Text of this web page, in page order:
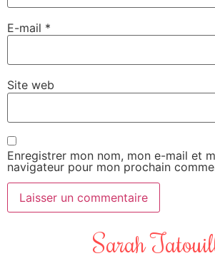
E-mail *
Site web
Enregistrer mon nom, mon e-mail et
navigateur pour mon prochain
Sarah